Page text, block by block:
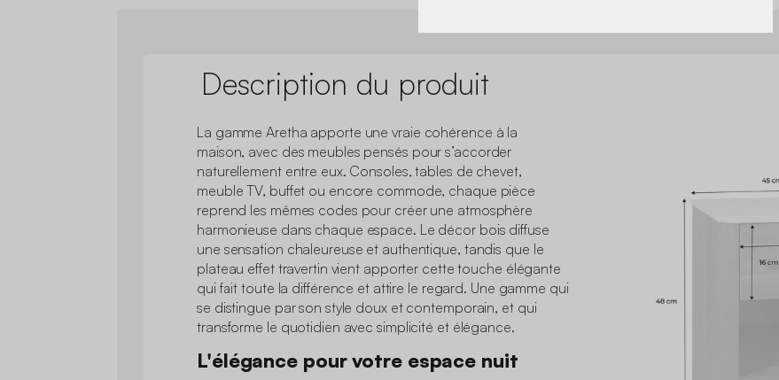
Description du produit
La gamme Aretha apporte une vraie cohérence à la
maison, avec des meubles pensés pour s’accorder
naturellement entre eux. Consoles, tables de chevet,
meuble TV, buffet ou encore commode, chaque pièce
reprend les mêmes codes pour créer une atmosphère
harmonieuse dans chaque espace. Le décor bois diffuse
une sensation chaleureuse et authentique, tandis que le
plateau effet travertin vient apporter cette touche élégante
qui fait toute la différence et attire le regard. Une gamme qui
se distingue par son style doux et contemporain, et qui
transforme le quotidien avec simplicité et élégance.
L'élégance pour votre espace nuit